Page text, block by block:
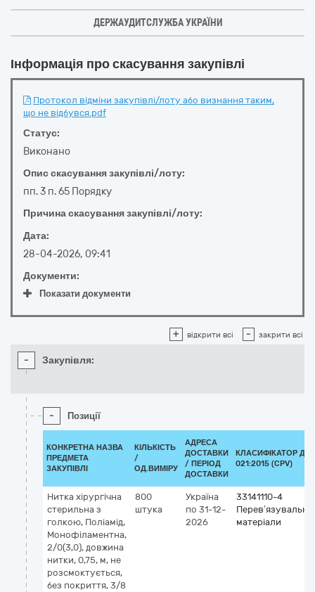
ДЕРЖАУДИТСЛУЖБА УКРАЇНИ
Інформація про скасування закупівлі
Протокол відміни закупівлі/лоту або визнання таким,
що не відбувся.pdf
Статус:
Виконано
Опис скасування закупівлі/лоту:
пп. 3 п. 65 Порядку
Причина скасування закупівлі/лоту:
Дата:
28-04-2026, 09:41
Документи:
Показати документи
+ відкрити всі - закрити всі
- Закупівля:
- Позиції
КОНКРЕТНА НАЗВА
ПРЕДМЕТА
ЗАКУПІВЛІ
КІЛЬКІСТЬ
/
ОД.ВИМІРУ
АДРЕСА
ДОСТАВКИ
/ ПЕРІОД
ДОСТАВКИ
КЛАСИФІКАТОР ДК
021:2015 (CPV)
Нитка хірургічна
стерильна з
голкою, Поліамід,
Монофіламентна,
2/0(3,0), довжина
нитки, 0,75, м, не
розсмоктується,
без покриття, 3/8
800
штука
Україна
по 31-12-
2026
33141110-4
Перев’язувальні
матеріали